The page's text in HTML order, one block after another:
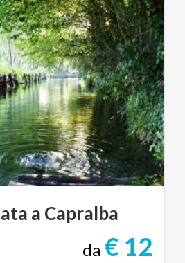
a Capralba
da € 12